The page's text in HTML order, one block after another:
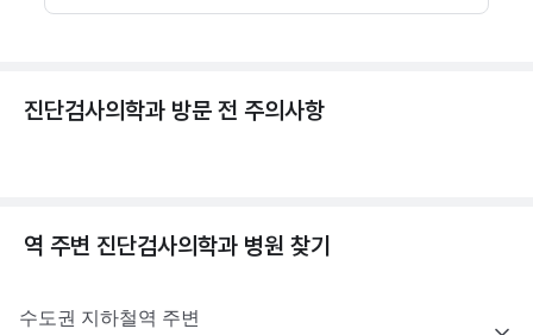
진단검사의학과 방문 전 주의사항
역 주변 진단검사의학과 병원 찾기
수도권 지하철역 주변